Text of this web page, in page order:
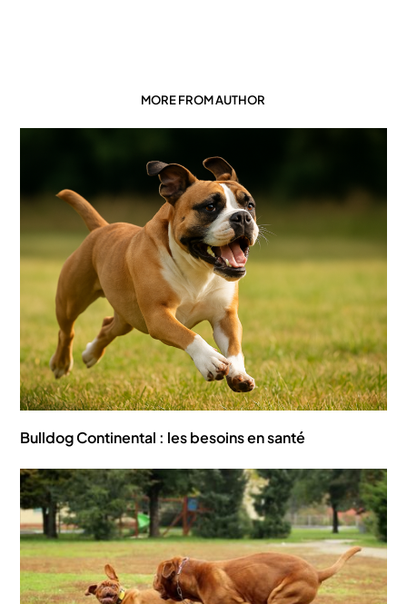
MORE FROM AUTHOR
Bulldog Continental : les besoins en santé